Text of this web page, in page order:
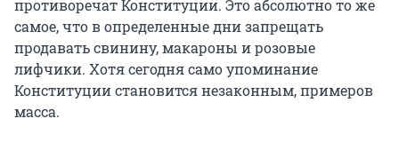
противоречат Конституции. Это абсолютно то же
самое, что в определенные дни запрещать
продавать свинину, макароны и розовые
лифчики. Хотя сегодня само упоминание
Конституции становится незаконным, примеров
масса.